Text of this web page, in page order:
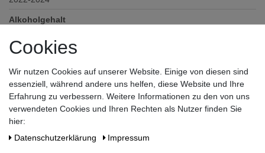
Alkoholgehalt
Säuregehalt
Restsüße
6,9
Prädikat
Cookies
Wir nutzen Cookies auf unserer Website. Einige von diesen sind
essenziell, während andere uns helfen, diese Website und Ihre
Erfahrung zu verbessern. Weitere Informationen zu den von uns
verwendeten Cookies und Ihren Rechten als Nutzer finden Sie
hier:
Daten­schutz­erklärung
Impressum